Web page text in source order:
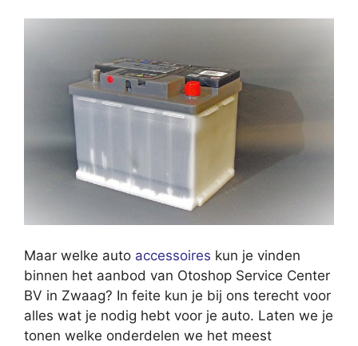
Maar welke auto accessoires kun je vinden
binnen het aanbod van Otoshop Service Center
BV in Zwaag? In feite kun je bij ons terecht voor
alles wat je nodig hebt voor je auto. Laten we je
tonen welke onderdelen we het meest